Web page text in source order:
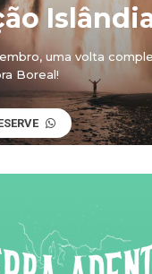
uma volta
Boreal!